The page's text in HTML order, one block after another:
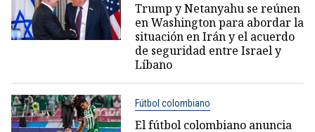
Trump y Netanyahu se reúnen
en Washington para abordar la
situación en Irán y el acuerdo
de seguridad entre Israel y
Líbano
Fútbol colombiano
El fútbol colombiano anuncia